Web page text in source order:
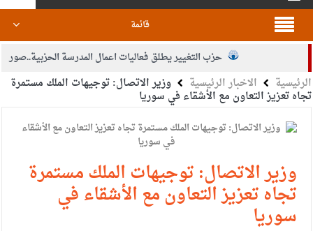
قائمة
حزب التغيير يطلق فعاليات اعمال المدرسة الحزبية..صور
الجيش يفتح باب التجنيد لحملة البكالوريوس في الحقوق والقانون
بيان اجتماع عمّان:دعم الوصاية الهاشمية التاريخية على المقدسات
الإسلامية والمسيحية
الأمن يتلف 16 مليون حبة كبتاجون و1480 كغم مواد مخدرة
النواب يقر مشروع تعديل قانون الملكية العقارية
القاضي يلتقي رؤساء تحرير الصحف اليومية ويؤكد حرص مجلس
الرئيسية الاخبار الرئيسية وزير الاتصال: توجيهات الملك مستمرة
تجاه تعزيز التعاون مع الأشقاء في سوريا
وزير الاتصال: توجيهات الملك مستمرة
تجاه تعزيز التعاون مع الأشقاء في
سوريا